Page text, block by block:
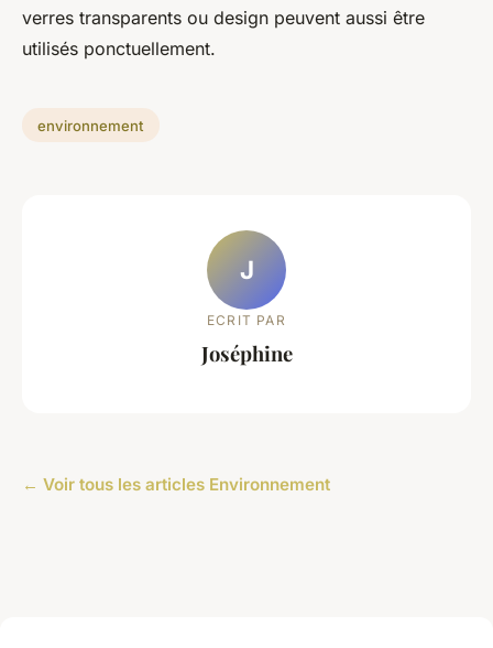
verres transparents ou design peuvent aussi être
utilisés ponctuellement.
environnement
J
ECRIT PAR
Joséphine
← Voir tous les articles Environnement